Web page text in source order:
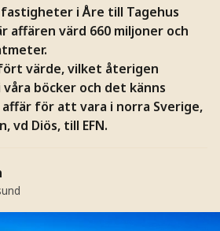
fastigheter i Åre till Tagehus
affären värd 660 miljoner och
värde, vilket återigen
böcker och det känns
för att vara i norra Sverige,
vd Diös, till EFN.